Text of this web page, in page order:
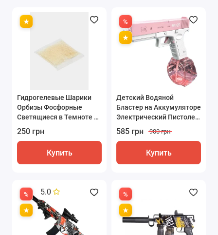
Гидрогелевые Шарики
Орбизы Фосфорные
Светящиеся в Темноте 7-
8 мм 5000 штук
250 грн
Купить
Детский Водяной
Бластер на Аккумуляторе
Электрический Пистолет
Glock 18 Розовый
585 грн 900 грн
Купить
5.0